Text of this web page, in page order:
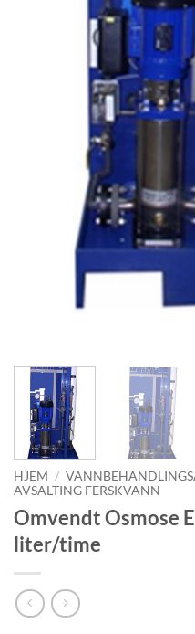
HJEM /
AVSALTING FERSKVANN
Omvendt Osmose
liter/time